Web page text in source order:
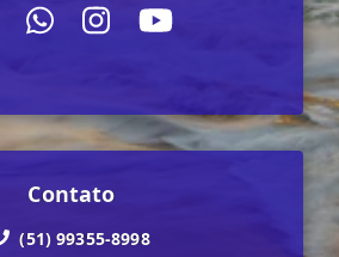
Contato
(51) 99355-8998